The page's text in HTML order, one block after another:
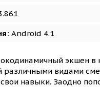
Android 4.1
экшен в
видами
навыки. Заодно